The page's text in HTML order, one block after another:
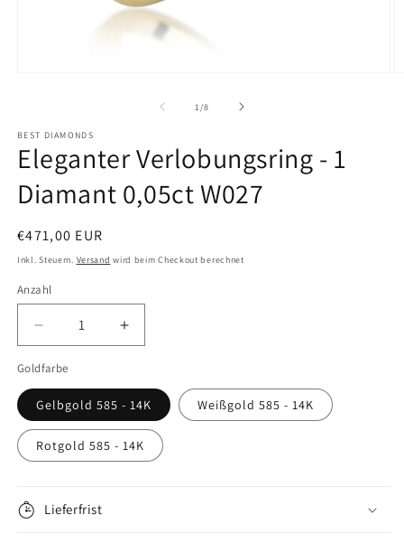
in
Modal
öffnen
1 /von
8
BEST DIAMONDS
Eleganter Verlobungsring - 1
Diamant 0,05ct W027
Normaler
Preis
€471,00 EUR
Inkl. Steuern. Versand wird beim Checkout berechnet
Anzahl
die
Menge
für
Eleganter
Menge
für
Eleganter
Goldfarbe
Gelbgold 585 - 14K Weißgold 585 - 14K
Rotgold 585 - 14K
Lieferfrist